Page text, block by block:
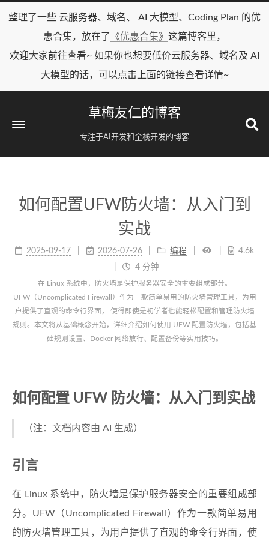
整理了一些 云服务器、域名、 AI 大模型、Coding Plan 的优
惠合集，放在了
《优惠合集》 这篇博客里，
欢迎大家前往查看~ 如果你也想要低价云服务器、域名及 AI
大模型的话，可以点击上面的链接查看详情~
草梅友仁的博客
专注于AI开发和全栈开发的博客
如何配置UFW防火墙：从入门到
实战
2025-09-17 2026-07-26 编程
4.6k
4 分钟
在 Linux 系统中，防火墙是保护服务器安全的重要组成部分。
UFW（Uncomplicated Firewall）作为一款简单易用的防火墙管理工具，为用
户提供了直观的命令行界面， 使得即使是初学者也能轻松配置和管理防火墙
规则。本文将从基础概念开始，详细介绍如何使用 UFW 配置防火墙，包括基
础规则设置、Docker 网络放行、配置备份等实用技巧。
如何配置 UFW 防火墙：从入门到实战
（注：文档内容由 AI 生成）
引言
在 Linux 系统中，防火墙是保护服务器安全的重要组成部
分。UFW（Uncomplicated Firewall）作为一款简单易用
的防火墙管理工具，为用户提供了直观的命令行界面，使